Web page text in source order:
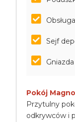
Sejf
Pokój
Przytulny
odkrywców i